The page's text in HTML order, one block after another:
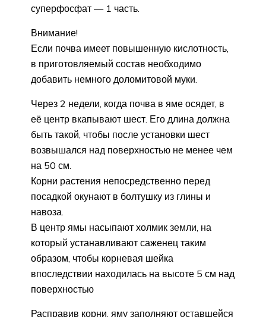
суперфосфат — 1 часть.
Внимание!
Если почва имеет повышенную кислотность,
в приготовляемый состав необходимо
добавить немного доломитовой муки.
Через 2 недели, когда почва в яме осядет, в
её центр вкапывают шест. Его длина должна
быть такой, чтобы после установки шест
возвышался над поверхностью не менее чем
на 50 см.
Корни растения непосредственно перед
посадкой окунают в болтушку из глины и
навоза.
В центр ямы насыпают холмик земли, на
который устанавливают саженец таким
образом, чтобы корневая шейка
впоследствии находилась на высоте 5 см над
поверхностью
Расправив корни, яму заполняют оставшейся